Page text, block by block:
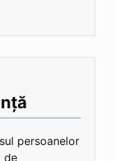
persoanelor
de